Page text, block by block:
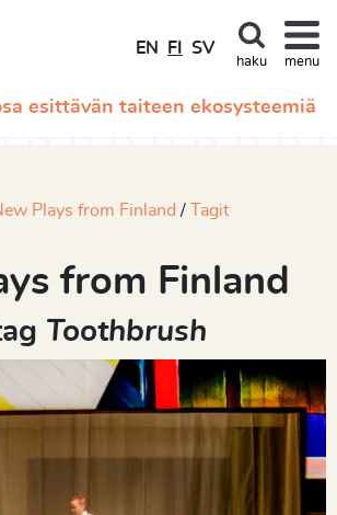
esittävän taiteen ekosysteemiä
EN FI SV
haku menu
Plays from Finland Tagit
from Finland
Toothbrush